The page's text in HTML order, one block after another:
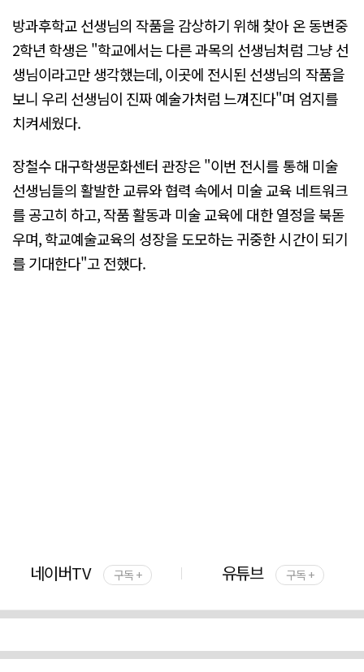
방과후학교 선생님의 작품을 감상하기 위해 찾아 온 동변중
2학년 학생은 "학교에서는 다른 과목의 선생님처럼 그냥 선
생님이라고만 생각했는데, 이곳에 전시된 선생님의 작품을
보니 우리 선생님이 진짜 예술가처럼 느껴진다"며 엄지를
치켜세웠다.
장철수 대구학생문화센터 관장은 "이번 전시를 통해 미술
선생님들의 활발한 교류와 협력 속에서 미술 교육 네트워크
를 공고히 하고, 작품 활동과 미술 교육에 대한 열정을 북돋
우며, 학교예술교육의 성장을 도모하는 귀중한 시간이 되기
를 기대한다"고 전했다.
네이버TV 구독 + 유튜브 구독 +